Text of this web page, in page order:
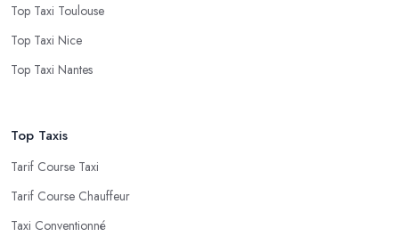
Top Taxi Toulouse
Top Taxi Nice
Top Taxi Nantes
Top Taxis
Tarif Course Taxi
Tarif Course Chauffeur
Taxi Conventionné